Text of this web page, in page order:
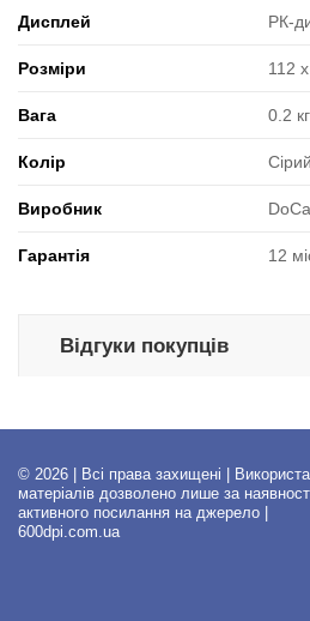
Дисплей РК-
Розміри 112
Вага 0.2 кг
Колір
Виробник
Гарантія 12
Відгуки покупців
© 2026 | Всі права захищені |
матеріалів дозволено лише за
активного посилання на джерело |
600dpi.com.ua